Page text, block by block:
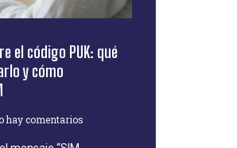
el código PUK: qué
y cómo
hay comentarios